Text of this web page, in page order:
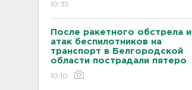
10:35
После ракетного обстрела и
атак беспилотников на
транспорт в Белгородской
области пострадали пятеро
10:10